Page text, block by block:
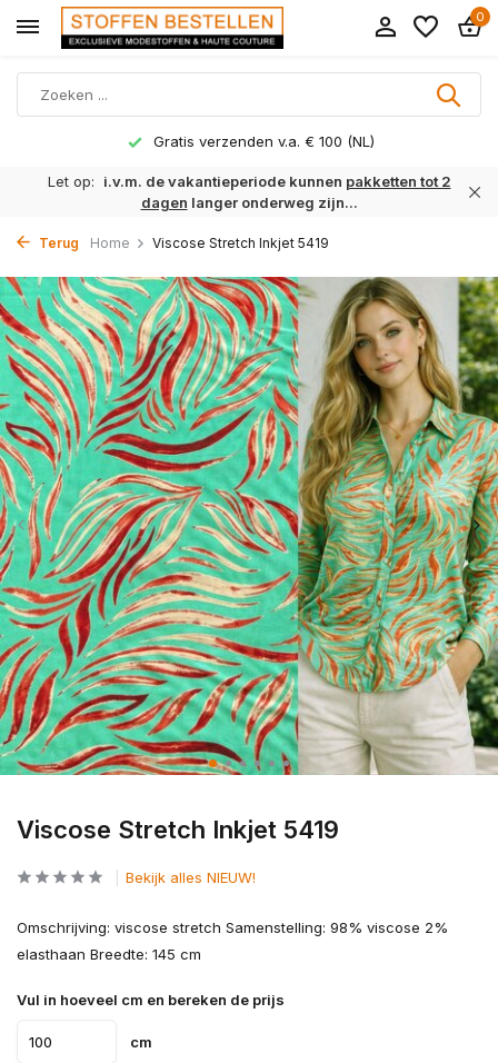
0
Gratis verzenden v.a. € 100 (NL)
Let op: i.v.m. de vakantieperiode kunnen pakketten tot 2
dagen langer onderweg zijn...
Terug Home Viscose Stretch Inkjet 5419
Viscose Stretch Inkjet 5419
Bekijk alles NIEUW!
Omschrijving: viscose stretch Samenstelling: 98% viscose 2%
elasthaan Breedte: 145 cm
Vul in hoeveel cm en bereken de prijs
cm